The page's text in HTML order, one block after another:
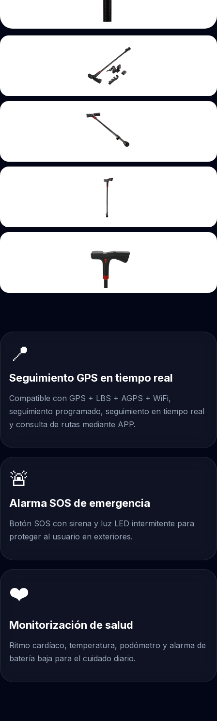
📍
Seguimiento GPS en tiempo real
Compatible con GPS + LBS + AGPS + WiFi,
seguimiento programado, seguimiento en tiempo real
y consulta de rutas mediante APP.
🚨
Alarma SOS de emergencia
Botón SOS con sirena y luz LED intermitente para
proteger al usuario en exteriores.
❤️
Monitorización de salud
Ritmo cardíaco, temperatura, podómetro y alarma de
batería baja para el cuidado diario.